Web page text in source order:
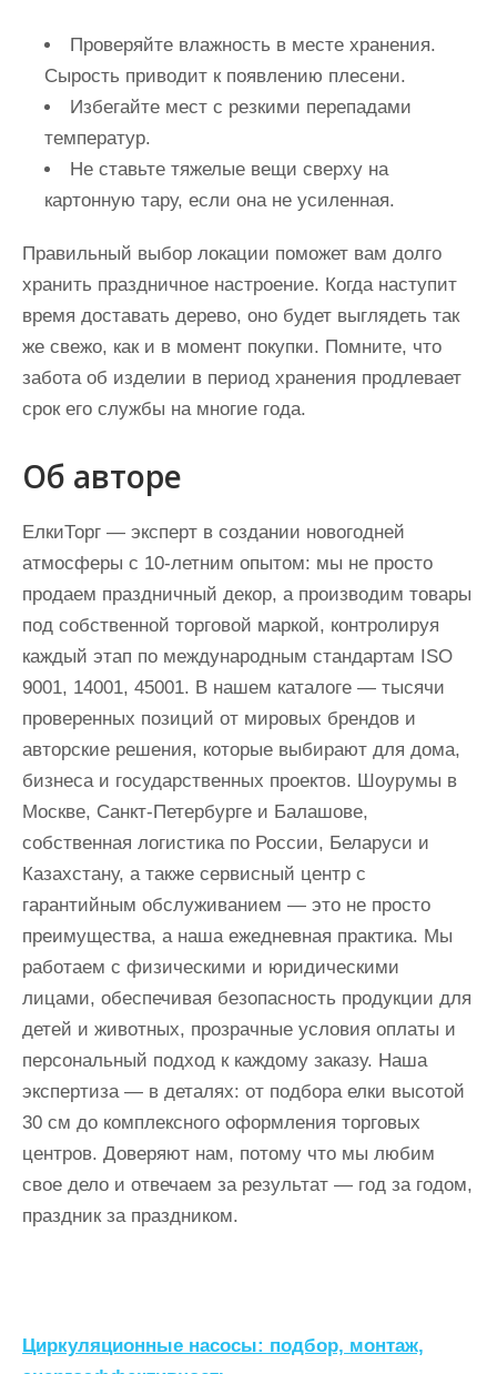
Проверяйте влажность в месте хранения.
Сырость приводит к появлению плесени.
Избегайте мест с резкими перепадами
температур.
Не ставьте тяжелые вещи сверху на
картонную тару, если она не усиленная.
Правильный выбор локации поможет вам долго
хранить праздничное настроение. Когда наступит
время доставать дерево, оно будет выглядеть так
же свежо, как и в момент покупки. Помните, что
забота об изделии в период хранения продлевает
срок его службы на многие года.
Об авторе
ЕлкиТорг — эксперт в создании новогодней
атмосферы с 10-летним опытом: мы не просто
продаем праздничный декор, а производим товары
под собственной торговой маркой, контролируя
каждый этап по международным стандартам ISO
9001, 14001, 45001. В нашем каталоге — тысячи
проверенных позиций от мировых брендов и
авторские решения, которые выбирают для дома,
бизнеса и государственных проектов. Шоурумы в
Москве, Санкт-Петербурге и Балашове,
собственная логистика по России, Беларуси и
Казахстану, а также сервисный центр с
гарантийным обслуживанием — это не просто
преимущества, а наша ежедневная практика. Мы
работаем с физическими и юридическими
лицами, обеспечивая безопасность продукции для
детей и животных, прозрачные условия оплаты и
персональный подход к каждому заказу. Наша
экспертиза — в деталях: от подбора елки высотой
30 см до комплексного оформления торговых
центров. Доверяют нам, потому что мы любим
свое дело и отвечаем за результат — год за годом,
праздник за праздником.
Н
Циркуляционные насосы: подбор, монтаж,